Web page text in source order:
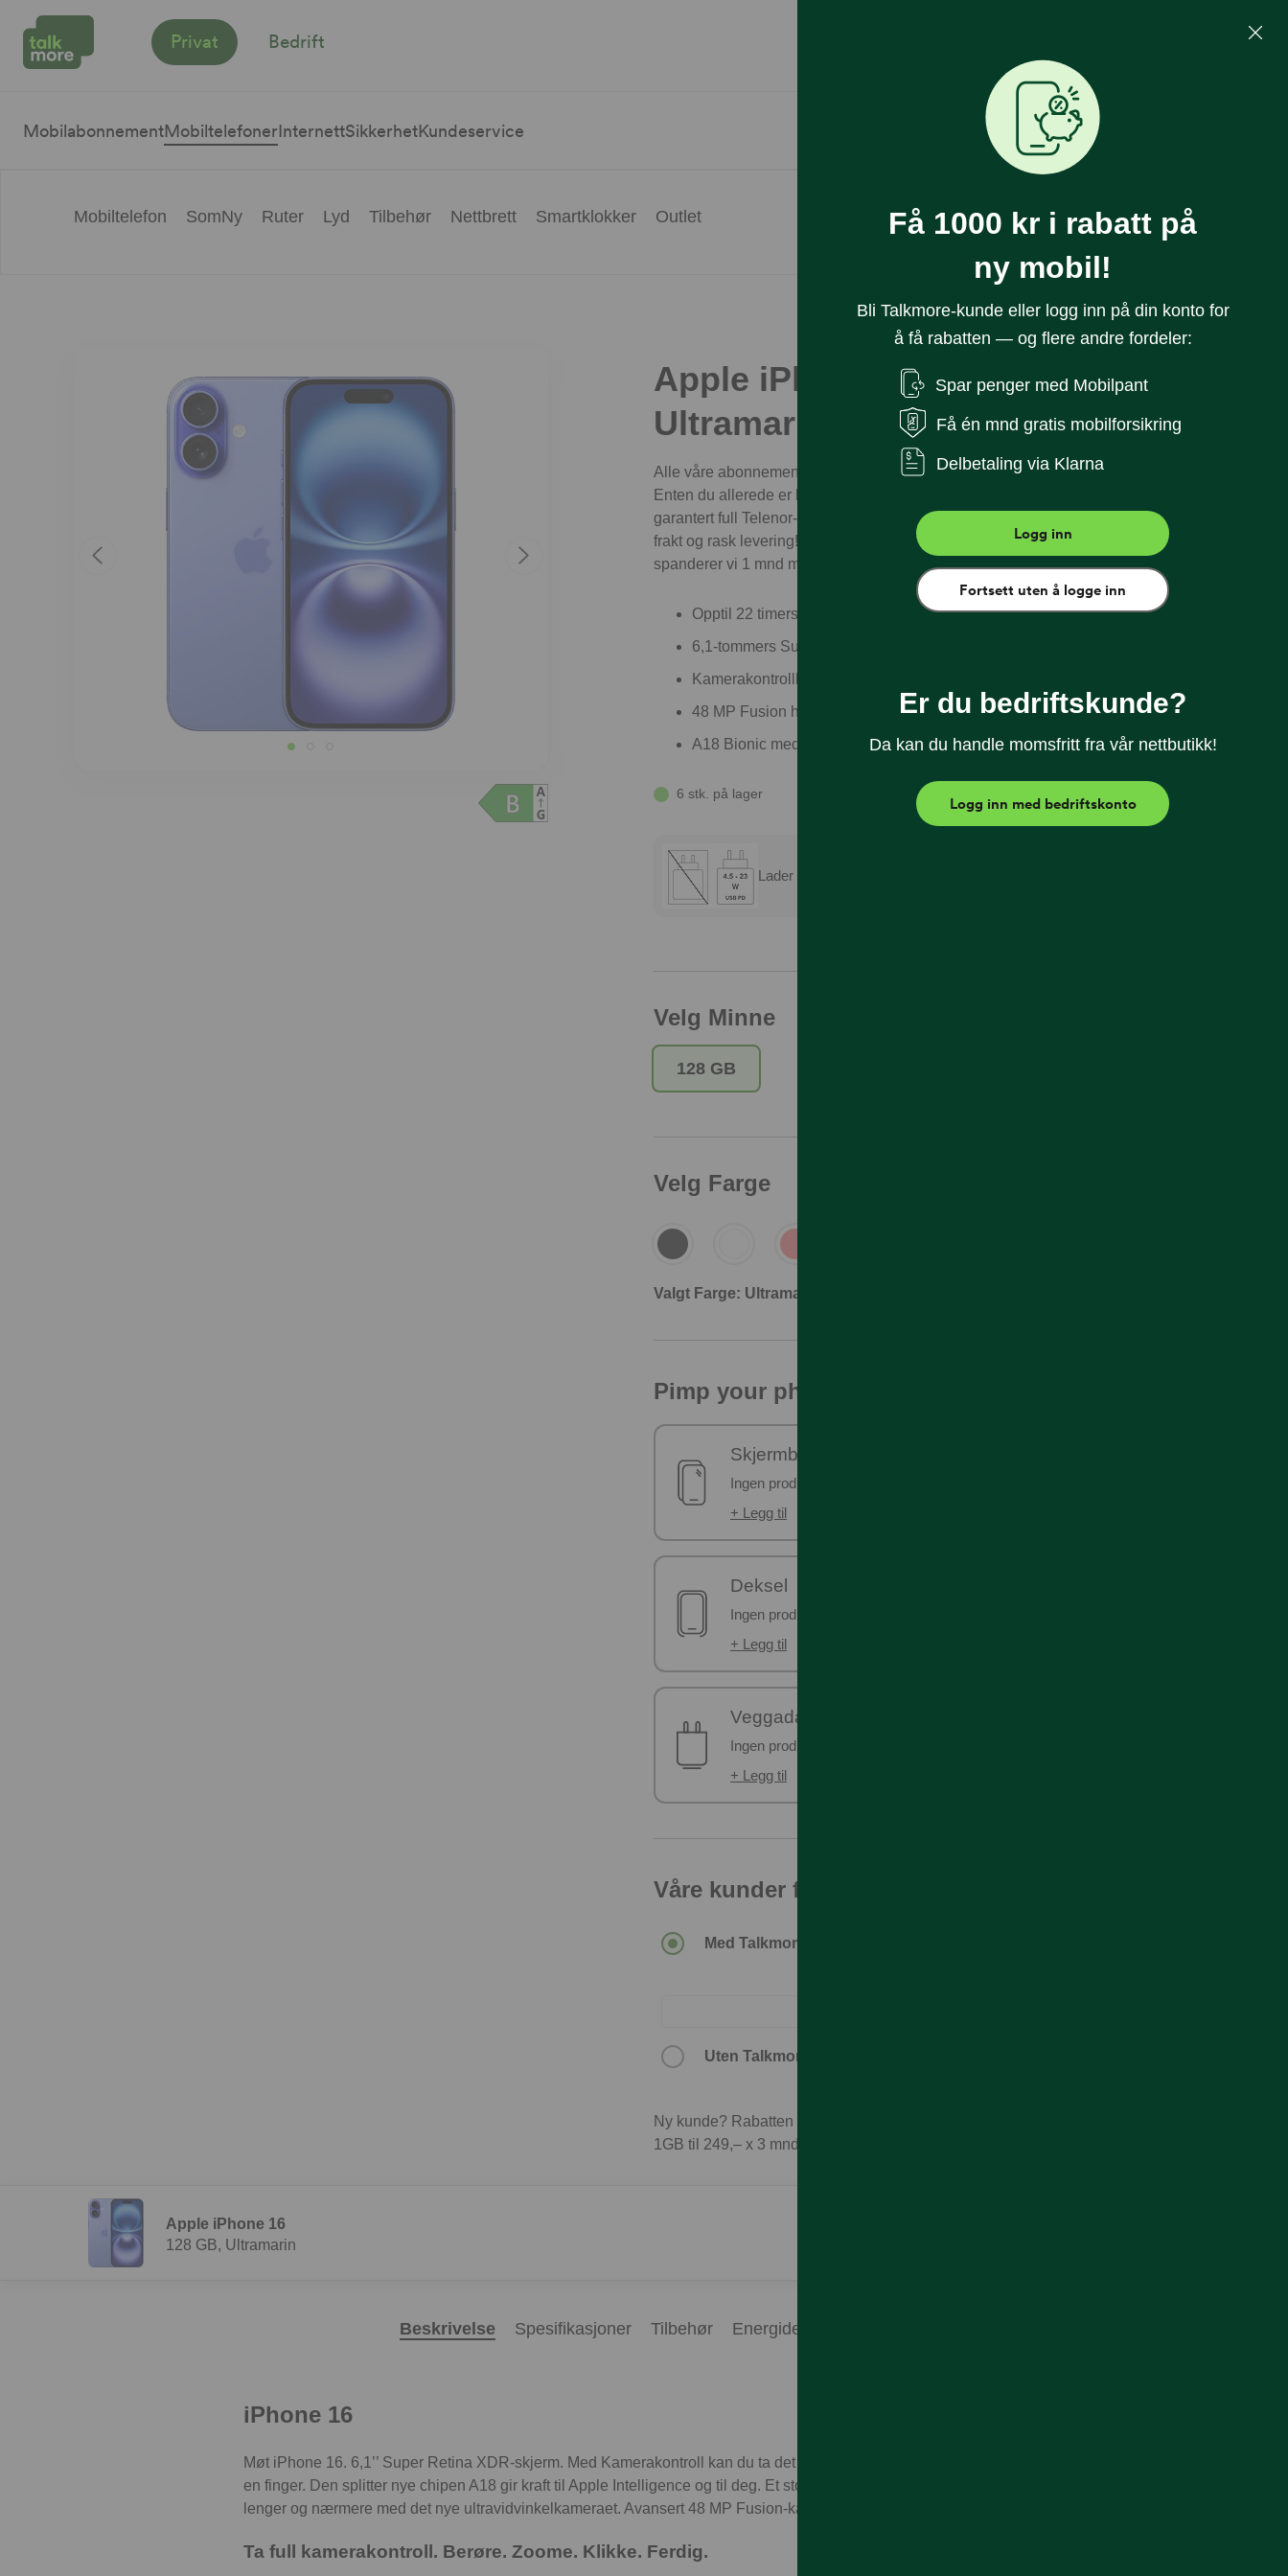
Privat Bedrift
MobilabonnementMobiltelefonerInternettSikkerhetKundeservice
Mobiltelefon SomNy Ruter Lyd Tilbehør Nettbrett Smartklokker Outlet
Apple iPhone 16 128 GB
Ultramarin
Alle våre abonnementskunder får 1.000,– i rabatt ved kjøp av ny mobiltelefon.
Enten du allerede er kunde eller ønsker å bli det. Som Talkmore-kunde får du alltid
garantert full Telenor-dekning – til Talkmorepriser, ingen binding, og selvsagt fri
frakt og rask levering! Som privatkunde kan du også velge delbetaling. I tillegg
spanderer vi 1 mnd med mobilforsikring!
Opptil 22 timers videoavspilling på iPhone 16
6,1-tommers Super Retina XDR OLED-skjerm
Kamerakontrollknapp. Gjør det enklere å ta bilder og videoer
48 MP Fusion hovedkamera og 12 MP ultravidvinkel
A18 Bionic med 5-kjerners GPU for lynrask ytelse. 5G-støtte
6 stk. på lager
Lader er ikke inkludert
Velg Minne
128 GB
Velg Farge
Valgt Farge: Ultramarin
Pimp your phone!
Skjermbeskyttelse - ferdig påsatt
Ingen produkter er valgt
+ Legg til
Deksel
Ingen produkter er valgt
+ Legg til
Veggadapter
Ingen produkter er valgt
+ Legg til
Våre kunder får den beste prisen
Med Talkmore-abonnement.
Uten Talkmore-abonnement.
Ny kunde? Rabatten forutsetter 3 mnd abonnement. Eksempel Enkeltabonnement
1GB til 249,– x 3 mnd = 747,– Minste totalpris med 3 mnd abonnement 10.237,–
Apple iPhone 16
128 GB, Ultramarin
Beskrivelse Spesifikasjoner Tilbehør Energideklarasjon
iPhone 16
Møt iPhone 16. 6,1’’ Super Retina XDR-skjerm. Med Kamerakontroll kan du ta det perfekte bilder, nesten uten å løfte
en finger. Den splitter nye chipen A18 gir kraft til Apple Intelligence og til deg. Et stort byks i batteritid. Ta bildene dine
lenger og nærmere med det nye ultravidvinkelkameraet. Avansert 48 MP Fusion-kamera.
Ta full kamerakontroll. Berøre. Zoome. Klikke. Ferdig.
Få 1000 kr i rabatt på
ny mobil!
Bli Talkmore-kunde eller logg inn på din konto for
å få rabatten — og flere andre fordeler:
Spar penger med Mobilpant
Få én mnd gratis mobilforsikring
Delbetaling via Klarna
Logg inn
Fortsett uten å logge inn
Er du bedriftskunde?
Da kan du handle momsfritt fra vår nettbutikk!
Logg inn med bedriftskonto